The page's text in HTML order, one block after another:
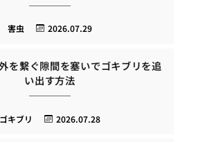
2026.07.29
害虫
を繋ぐ隙間を塞いでゴキブリを追
い出す方法
2026.07.28
ゴキブリ